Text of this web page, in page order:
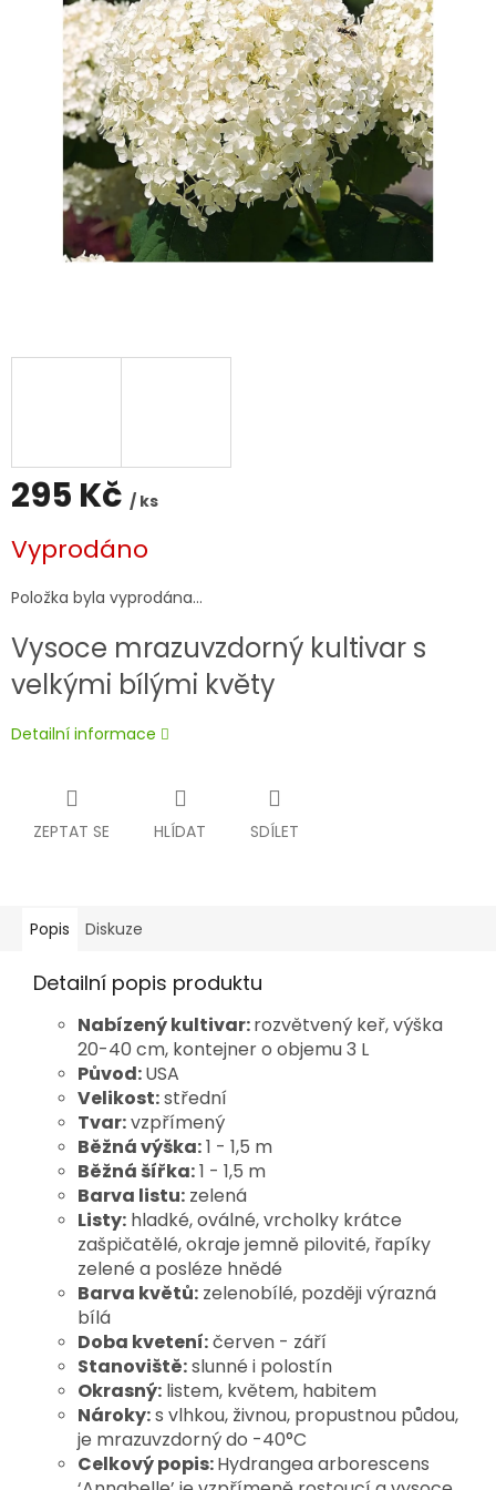
295 Kč / ks
cena:
Vyprodáno
Položka byla vyprodána…
Vysoce mrazuvzdorný kultivar s
velkými bílými květy
Detailní informace
ZEPTAT SE HLÍDAT SDÍLET
Popis Diskuze
Detailní popis produktu
Nabízený kultivar:rozvětvený keř, výška
20-40 cm, kontejner o objemu 3 L
Původ:USA
Velikost:střední
Tvar:vzpřímený
Běžná výška:1 - 1,5 m
Běžná šířka:1 - 1,5 m
Barva listu: zelená
Listy: hladké, oválné, vrcholky krátce
zašpičatělé, okraje jemně pilovité, řapíky
zelené a posléze hnědé
Barva květů: zelenobílé, později výrazná
bílá
Doba kvetení:červen - září
Stanoviště:slunné i polostín
Okrasný: listem, květem, habitem
Nároky:s vlhkou, živnou, propustnou půdou,
je mrazuvzdorný do -40°C
Celkový popis:Hydrangea arborescens